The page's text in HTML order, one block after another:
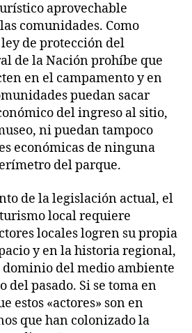
aprovechable
comunidades. Como
de protección del
de la Nación prohíbe que
en el campamento y en
puedan sacar
del ingreso al sitio,
ni puedan tampoco
económicas de ninguna
del parque.
de la legislación actual, el
local requiere
locales logren su propia
y en la historia regional,
del medio ambiente
del pasado. Si se toma en
estos «actores» son en
que han colonizado la